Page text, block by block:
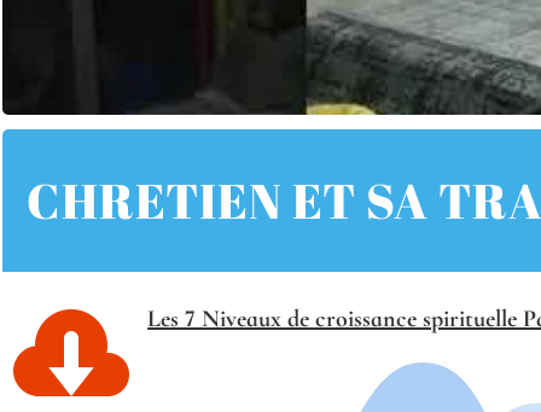
CHRETIEN ET SA
 Les 7 Niveaux de croissance spirituelle